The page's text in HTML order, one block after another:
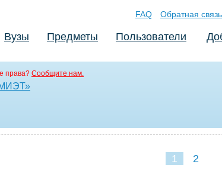
FAQ Обратная связь
Вузы Предметы Пользователи
права? Сообщите нам.
1 2